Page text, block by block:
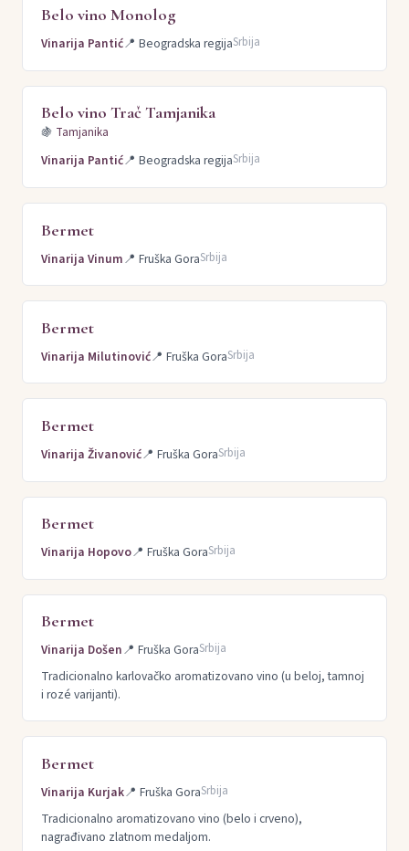
Belo vino Monolog
Vinarija Pantić📍 Beogradska regijaSrbija
Belo vino Trač Tamjanika
🍇 Tamjanika
Vinarija Pantić📍 Beogradska regijaSrbija
Bermet
Vinarija Vinum📍 Fruška GoraSrbija
Bermet
Vinarija Milutinović📍 Fruška GoraSrbija
Bermet
Vinarija Živanović📍 Fruška GoraSrbija
Bermet
Vinarija Hopovo📍 Fruška GoraSrbija
Bermet
Vinarija Došen📍 Fruška GoraSrbija
Tradicionalno karlovačko aromatizovano vino (u beloj, tamnoj
i rozé varijanti).
Bermet
Vinarija Kurjak📍 Fruška GoraSrbija
Tradicionalno aromatizovano vino (belo i crveno),
nagrađivano zlatnom medaljom.